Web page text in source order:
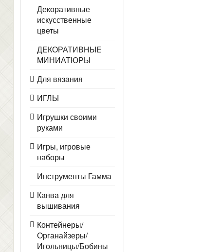
Декоративные
искусственные
цветы
ДЕКОРАТИВНЫЕ
МИНИАТЮРЫ
Для вязания
ИГЛЫ
Игрушки своими
руками
Игры, игровые
наборы
Инструменты Гамма
Канва для
вышивания
Контейнеры/
Органайзеры/
Игольницы/Бобины